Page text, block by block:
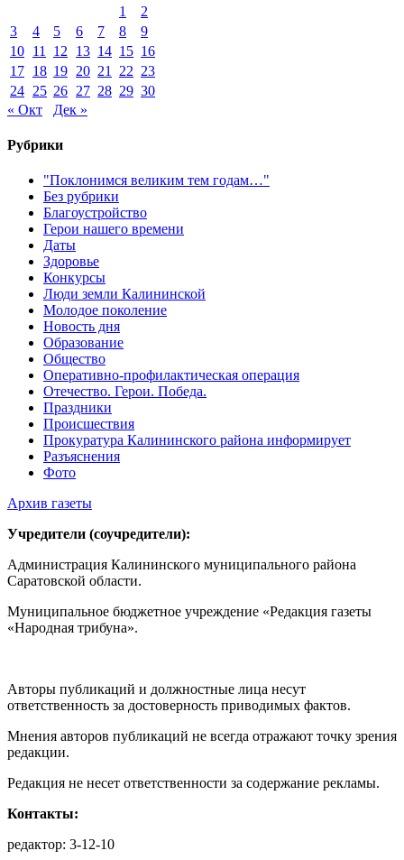
1
2
3
4 5 6 7 8
9
10 11 12 13 14 15 16
17 18 19 20 21 22 23
24 25 26 27 28 29 30
« Окт
Дек »
Рубрики
"Поклонимся великим тем годам…"
Без рубрики
Благоустройство
Герои нашего времени
Даты
Здоровье
Конкурсы
Люди земли Калининской
Молодое поколение
Новость дня
Образование
Общество
Оперативно-профилактическая операция
Отечество. Герои. Победа.
Праздники
Происшествия
Прокуратура Калининского района информирует
Разъяснения
Фото
Архив газеты
Учредители (соучредители):
Администрация Калининского муниципального района
Саратовской области.
Муниципальное бюджетное учреждение «Редакция газеты
«Народная трибуна».
Авторы публикаций и должностные лица несут
ответственность за достоверность приводимых фактов.
Мнения авторов публикаций не всегда отражают точку зрения
редакции.
Редакция не несет ответственности за содержание рекламы.
Контакты:
редактор: 3-12-10